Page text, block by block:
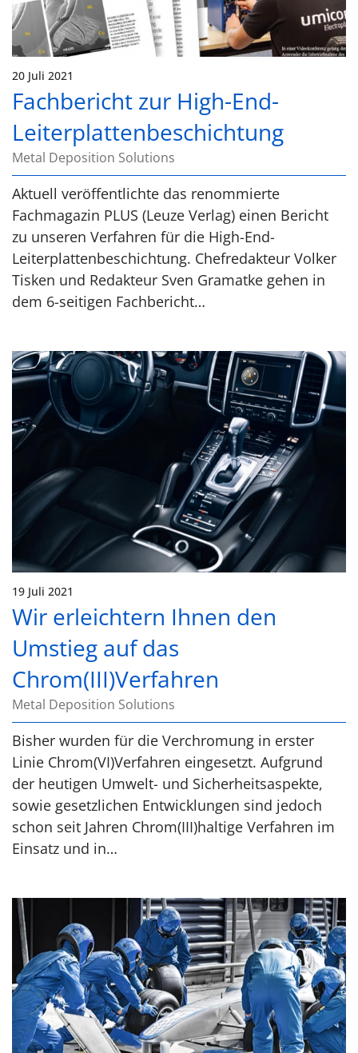
20 Juli 2021
Fachbericht zur High-End-
Leiterplattenbeschichtung
Metal Deposition Solutions
Aktuell veröffentlichte das renommierte
Fachmagazin PLUS (Leuze Verlag) einen Bericht
zu unseren Verfahren für die High-End-
Leiterplattenbeschichtung. Chefredakteur Volker
Tisken und Redakteur Sven Gramatke gehen in
dem 6-seitigen Fachbericht…
19 Juli 2021
Wir erleichtern Ihnen den
Umstieg auf das
Chrom(III)Verfahren
Metal Deposition Solutions
Bisher wurden für die Verchromung in erster
Linie Chrom(VI)Verfahren eingesetzt. Aufgrund
der heutigen Umwelt- und Sicherheitsaspekte,
sowie gesetzlichen Entwicklungen sind jedoch
schon seit Jahren Chrom(III)haltige Verfahren im
Einsatz und in…